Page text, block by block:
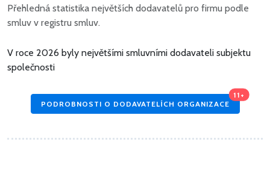
Přehledná statistika největších dodavatelů pro firmu podle
smluv v registru smluv.
V roce 2026 byly největšími smluvními dodavateli subjektu
společnosti
PODROBNOSTI O DODAVATELÍCH ORGANIZACE
11+